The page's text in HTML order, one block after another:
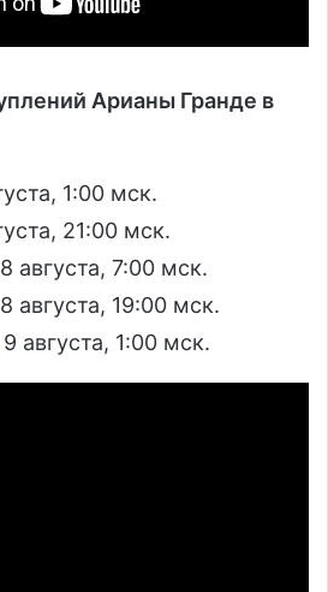
Арианы Гранде в
1:00 мск.
21:00 мск.
августа, 7:00 мск.
августа, 19:00 мск.
августа, 1:00 мск.